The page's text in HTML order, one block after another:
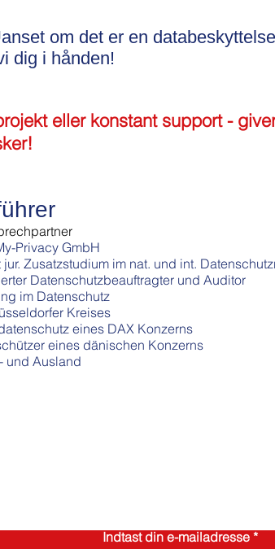
om det er en
dig i hånden!
eller konstant support -
Privacy GmbH
Zusatzstudium im nat. und int.
Datenschutzbeauftragter und Auditor
im Datenschutz
Kreises
eines DAX Konzerns
eines dänischen Konzerns
und Ausland
Indtast din e-mailadresse